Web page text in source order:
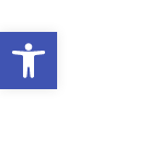
Ouvrir la barre d’outils